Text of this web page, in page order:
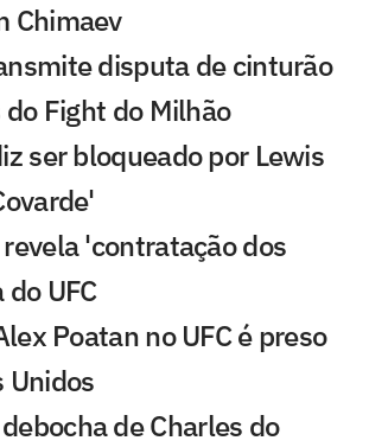
Chimaev
disputa de cinturão
Fight do Milhão
ser bloqueado por Lewis
'contratação dos
UFC
Poatan no UFC é preso
Unidos
de Charles do